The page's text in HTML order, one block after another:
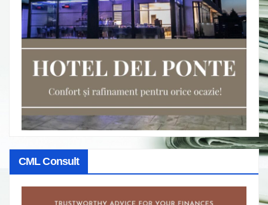
CML Consult